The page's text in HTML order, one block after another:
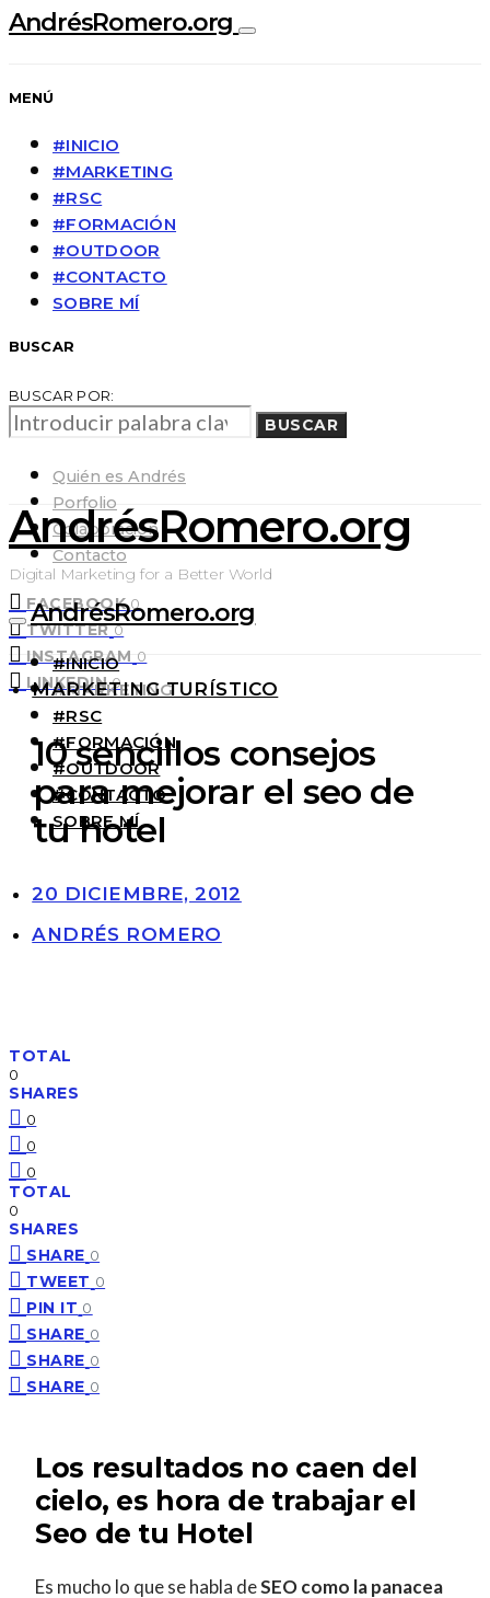
AndrésRomero.org
MENÚ
#INICIO
#MARKETING
#RSC
#FORMACIÓN
#OUTDOOR
#CONTACTO
SOBRE MÍ
BUSCAR
BUSCAR POR:
BUSCAR
Quién es Andrés
Porfolio
Colaboración
Contacto
FACEBOOK 0
TWITTER 0
INSTAGRAM 0
LINKEDIN 0
AndrésRomero.org
Digital Marketing for a Better World
AndrésRomero.org
#INICIO
#MARKETING
#RSC
#FORMACIÓN
#OUTDOOR
#CONTACTO
SOBRE MÍ
MARKETING TURÍSTICO
10 sencillos consejos
para mejorar el seo de
tu hotel
20 DICIEMBRE, 2012
ANDRÉS ROMERO
TOTAL
0
SHARES
0
0
0
TOTAL
0
SHARES
SHARE 0
TWEET 0
PIN IT 0
SHARE 0
SHARE 0
SHARE 0
Los resultados no caen del
cielo, es hora de trabajar el
Seo de tu Hotel
Es mucho lo que se habla deSEO como la panacea